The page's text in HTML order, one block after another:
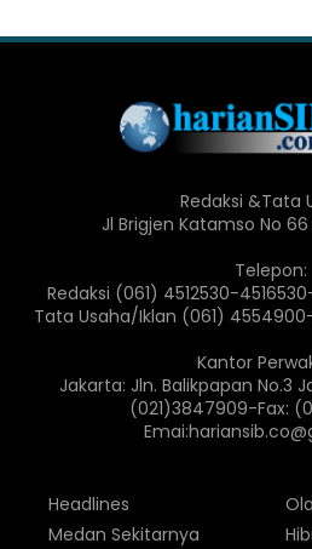
Redaksi &Tata
Jl Brigjen Katamso No 66
Telepon:
Redaksi (061) 4512530-
Tata Usaha/Iklan (061)
Kantor
Jakarta: Jln. Balikpapan No.3
(021)3847909-Fax:
Headlines
Medan Sekitarnya